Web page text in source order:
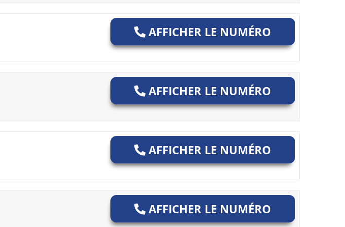
AFFICHER LE NUMÉRO
AFFICHER LE NUMÉRO
AFFICHER LE NUMÉRO
AFFICHER LE NUMÉRO